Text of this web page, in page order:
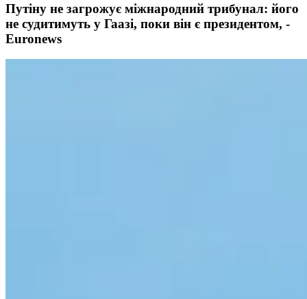
Путіну не загрожує міжнародний трибунал: його
не судитимуть у Гаазі, поки він є президентом, -
Euronews